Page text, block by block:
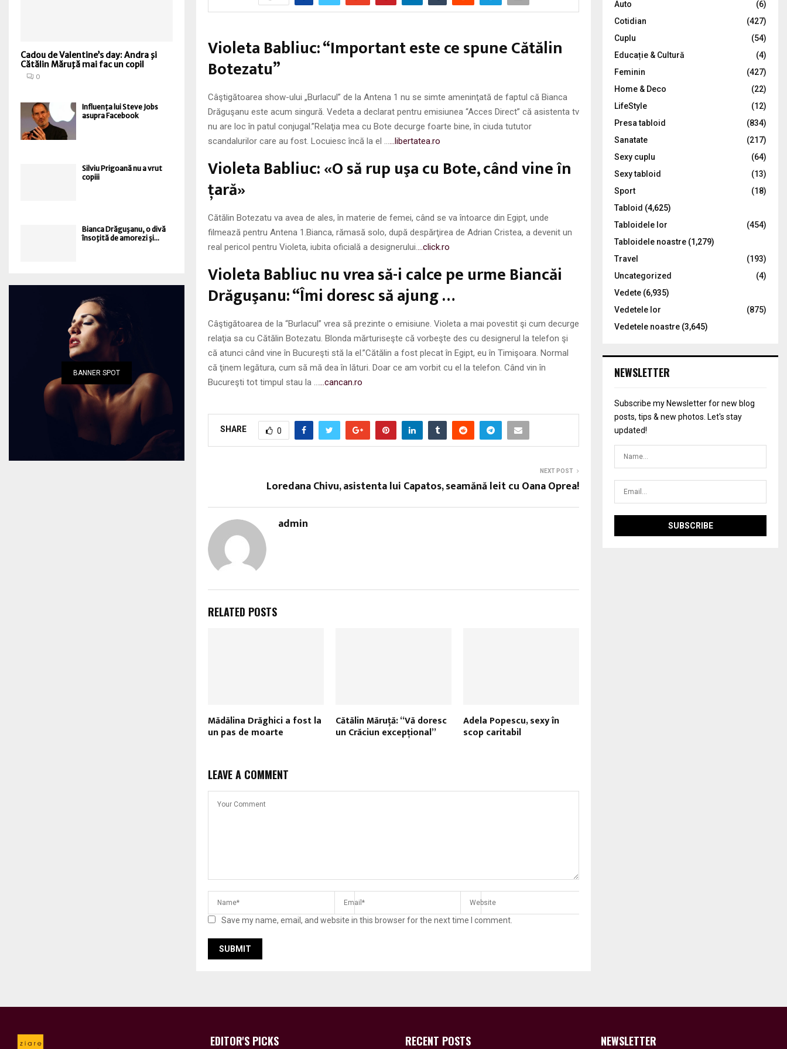
Violeta Babliuc: “Important este ce spune Cătălin
Botezatu”
Câştigătoarea show-ului „Burlacul” de la Antena 1 nu se simte ameninţată de faptul că Bianca
Drăguşanu este acum singură. Vedeta a declarat pentru emisiunea “Acces Direct” că asistenta tv
nu are loc în patul conjugal.”Relaţia mea cu Bote decurge foarte bine, în ciuda tututor
scandalurilor care au fost. Locuiesc încă la el …
…libertatea.ro
Violeta Babliuc: «O să rup uşa cu Bote, când vine în
ţară»
Cătălin Botezatu va avea de ales, în materie de femei, când se va întoarce din Egipt, unde
filmează pentru Antena 1.Bianca, rămasă solo, după despărţirea de Adrian Cristea, a devenit un
real pericol pentru Violeta, iubita oficială a designerului.
…click.ro
Violeta Babliuc nu vrea să-i calce pe urme Biancăi
Drăguşanu: “Îmi doresc să ajung …
Câştigătoarea de la “Burlacul” vrea să prezinte o emisiune. Violeta a mai povestit şi cum decurge
relaţia sa cu Cătălin Botezatu. Blonda mărturiseşte că vorbeşte des cu designerul la telefon şi
că atunci când vine în Bucureşti stă la el.”Cătălin a fost plecat în Egipt, eu în Timişoara. Normal
că ţinem legătura, cum să mă dea în lături. Doar ce am vorbit cu el la telefon. Când vin în
Bucureşti tot timpul stau la …
…cancan.ro
SHARE 0
NEXT POST
Loredana Chivu, asistenta lui Capatos, seamănă leit cu Oana Oprea!
admin
RELATED POSTS
Mădălina Drăghici a fost la
un pas de moarte
Cătălin Măruţă: “Vă doresc
un Crăciun excepţional”
Adela Popescu, sexy în
scop caritabil
LEAVE A COMMENT
Save my name, email, and website in this browser for the next time I comment.
Cadou de Valentine’s day: Andra şi
Cătălin Măruţă mai fac un copil
0
Influența lui Steve Jobs
asupra Facebook
Silviu Prigoană nu a vrut
copiii
Bianca Drăguşanu, o divă
însoţită de amorezi şi...
BANNER SPOT
:
C
Auto
(6)
Cotidian
(427)
Cuplu
(54)
Educație & Cultură
(4)
Feminin
(427)
Home & Deco
(22)
LifeStyle
(12)
Presa tabloid
(834)
Sanatate
(217)
Sexy cuplu
(64)
Sexy tabloid
(13)
Sport
(18)
Tabloid (4,625)
Tabloidele lor
(454)
Tabloidele noastre (1,279)
Travel
(193)
Uncategorized
(4)
Vedete (6,935)
Vedetele lor
(875)
Vedetele noastre (3,645)
NEWSLETTER
Subscribe my Newsletter for new blog
posts, tips & new photos. Let's stay
updated!
EDITOR'S PICKS RECENT POSTS NEWSLETTER